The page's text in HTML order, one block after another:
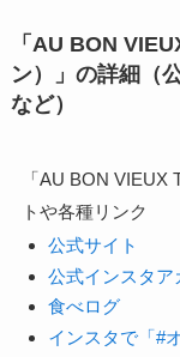
「AU BON
ン）」の詳細（
など）
「AU BON
トや各種リンク
公式サイト
公式インスタア
食べログ
インスタで「#